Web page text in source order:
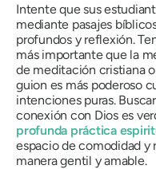
Intente que sus
mediante pasajes
profundos y reflexión.
más importante que la
de meditación cristiana
guion es más poderoso
intenciones puras.
conexión con Dios es
profunda práctica
espacio de comodidad y
manera gentil y amable.